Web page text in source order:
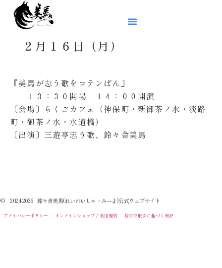
２月１６日（月）
『美馬が志う歌をコテンぱん』
１３：３０開場 １４：００開演
〔会場〕らくごカフェ（神保町・新御茶ノ水・淡路
町・御茶ノ水・水道橋）
〔出演〕三遊亭志う歌、鈴々舎美馬
© 2024-2026 鈴々舎美馬(れいれいしゃ・みーま)公式ウェブサイト
プライバシーポリシー オンラインショップご利用規約 特定商取引に基づく表記